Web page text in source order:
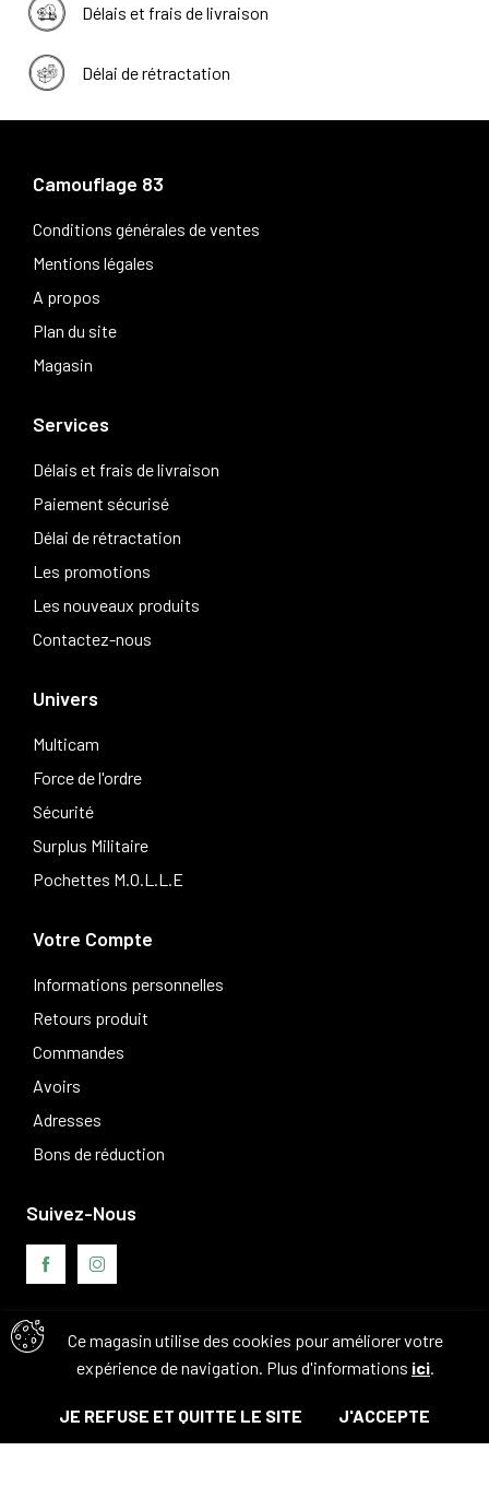
Délais et frais de livraison
Délai de rétractation
Camouflage 83
Conditions générales de ventes
Mentions légales
A propos
Plan du site
Magasin
Services
Délais et frais de livraison
Paiement sécurisé
Délai de rétractation
Les promotions
Les nouveaux produits
Contactez-nous
Univers
Multicam
Force de l'ordre
Sécurité
Surplus Militaire
Pochettes M.O.L.L.E
Votre Compte
Informations personnelles
Retours produit
Commandes
Avoirs
Adresses
Bons de réduction
Ce magasin utilise des cookies pour améliorer votre
expérience de navigation. Plus d'informations ici.
JE REFUSE ET QUITTE LE SITE J'ACCEPTE
Suivez-Nous
Avis clients
© Tous droits réservés. 2026 - Camouflage 83